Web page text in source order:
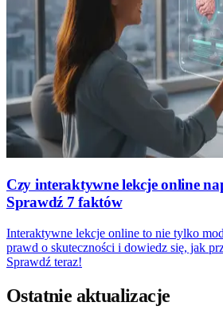
Czy interaktywne lekcje online
Sprawdź 7 faktów
Interaktywne lekcje online to nie tylko
prawd o skuteczności i dowiedz się, jak
Sprawdź teraz!
Ostatnie aktualizacje